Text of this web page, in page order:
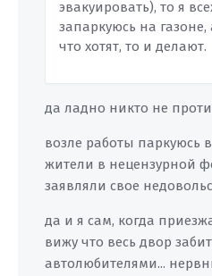
эвакуировать), то я
запаркуюсь на
что хотят, то и делают.
да ладно никто не
возле работы паркуюсь
жители в нецензурной
заявляли свое
да и я сам, когда
вижу что весь двор
автолюбителями...